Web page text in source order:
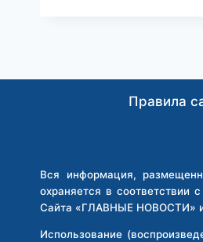
В
Правила
Вся информация,
охраняется в соответствии
Сайта «ГЛАВНЫЕ НОВОСТИ» и
Использование